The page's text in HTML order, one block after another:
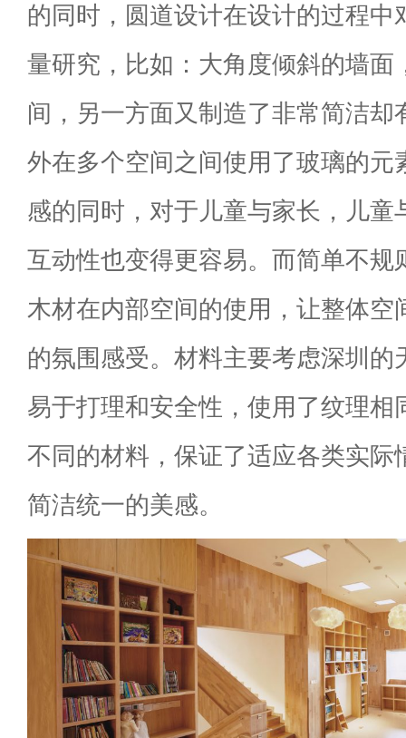
的同时，圆道设计在设计的过程中
量研究，比如：大角度倾斜的墙面
间，另一方面又制造了非常简洁却
外在多个空间之间使用了玻璃的元
感的同时，对于儿童与家长，儿童
互动性也变得更容易。而简单不规
木材在内部空间的使用，让整体空
的氛围感受。材料主要考虑深圳的
易于打理和安全性，使用了纹理相
不同的材料，保证了适应各类实际
简洁统一的美感。